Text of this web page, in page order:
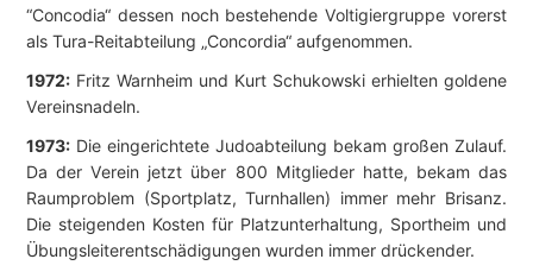
“Concodia“ dessen noch bestehende Voltigiergruppe vorerst
als Tura-Reitabteilung „Concordia“ aufgenommen.
1972: Fritz Warnheim und Kurt Schukowski erhielten goldene
Vereinsnadeln.
1973: Die eingerichtete Judoabteilung bekam großen Zulauf.
Da der Verein jetzt über 800 Mitglieder hatte, bekam das
Raumproblem (Sportplatz, Turnhallen) immer mehr Brisanz.
Die steigenden Kosten für Platzunterhaltung, Sportheim und
Übungsleiterentschädigungen wurden immer drückender.